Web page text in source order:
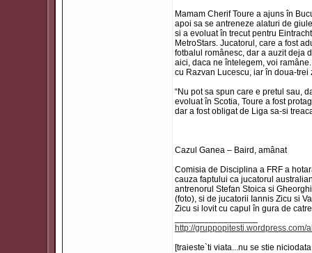
Mamam Cherif Toure a ajuns în
apoi sa se antreneze alaturi de
si a evoluat în trecut pentru
MetroStars. Jucatorul, care a fost
fotbalul românesc, dar a auzit deja
aici, daca ne întelegem, voi
cu Razvan Lucescu, iar în doua-
“Nu pot sa spun care e pretul sau,
evoluat în Scotia, Toure a fost
dar a fost obligat de Liga sa-si
Cazul Ganea – Baird, amânat
Comisia de Disciplina a FRF a
cauza faptului ca jucatorul
antrenorul Stefan Stoica si
(foto), si de jucatorii Iannis Zicu si
Zicu si lovit cu capul în gura de
http://gruppopitesti.wordpress.com/
[traieste`ti viata...nu se stie